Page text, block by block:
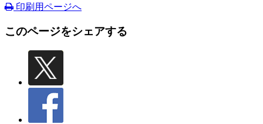
印刷用ページへ
このページをシェアする